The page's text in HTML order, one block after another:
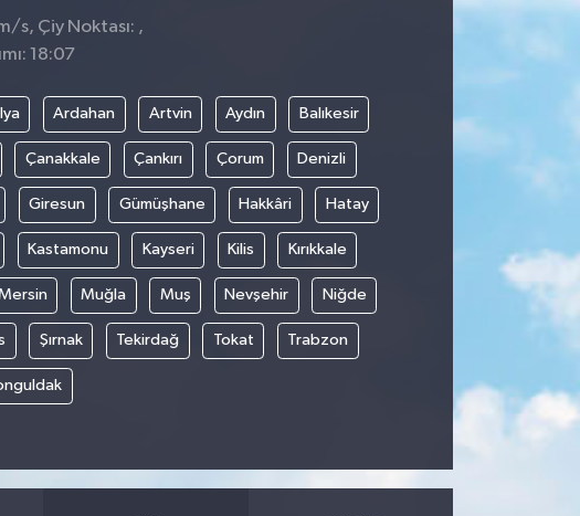
s, Çiy Noktası: ,
18:07
Ardahan Artvin Aydın Balıkesir
Çanakkale Çankırı Çorum Denizli
Giresun Gümüşhane Hakkâri Hatay
Kastamonu Kayseri Kilis Kırıkkale
Muğla Muş Nevşehir Niğde
Şırnak Tekirdağ Tokat Trabzon